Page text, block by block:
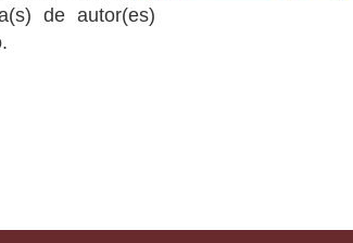
de autor(es)